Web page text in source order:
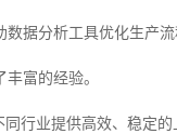
据分析工具优化生产流
富的经验。
行业提供高效、稳定的